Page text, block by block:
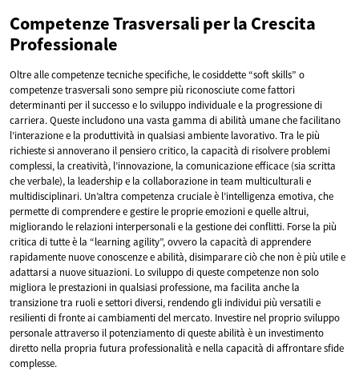
Competenze Trasversali per la Crescita
Professionale
Oltre alle competenze tecniche specifiche, le cosiddette “soft skills” o
competenze trasversali sono sempre più riconosciute come fattori
determinanti per il successo e lo sviluppo individuale e la progressione di
carriera. Queste includono una vasta gamma di abilità umane che facilitano
l’interazione e la produttività in qualsiasi ambiente lavorativo. Tra le più
richieste si annoverano il pensiero critico, la capacità di risolvere problemi
complessi, la creatività, l’innovazione, la comunicazione efficace (sia scritta
che verbale), la leadership e la collaborazione in team multiculturali e
multidisciplinari. Un’altra competenza cruciale è l’intelligenza emotiva, che
permette di comprendere e gestire le proprie emozioni e quelle altrui,
migliorando le relazioni interpersonali e la gestione dei conflitti. Forse la più
critica di tutte è la “learning agility”, ovvero la capacità di apprendere
rapidamente nuove conoscenze e abilità, disimparare ciò che non è più utile e
adattarsi a nuove situazioni. Lo sviluppo di queste competenze non solo
migliora le prestazioni in qualsiasi professione, ma facilita anche la
transizione tra ruoli e settori diversi, rendendo gli individui più versatili e
resilienti di fronte ai cambiamenti del mercato. Investire nel proprio sviluppo
personale attraverso il potenziamento di queste abilità è un investimento
diretto nella propria futura professionalità e nella capacità di affrontare sfide
complesse.